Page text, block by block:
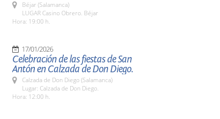
Béjar (Salamanca)
LUGAR Casino Obrero. Béjar
Hora: 19:00 h.
17/01/2026
Celebración de las fiestas de San
Antón en Calzada de Don Diego.
Calzada de Don Diego (Salamanca)
Lugar: Calzada de Don Diego.
Hora: 12:00 h.